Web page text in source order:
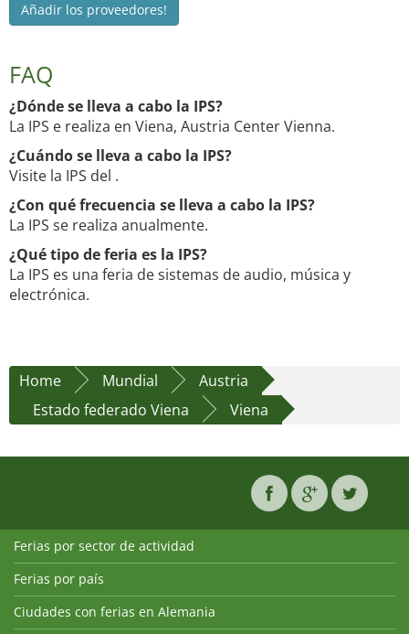
Añadir los proveedores!
FAQ
¿Dónde se lleva a cabo la IPS?
La IPS e realiza en Viena, Austria Center Vienna.
¿Cuándo se lleva a cabo la IPS?
Visite la IPS del .
¿Con qué frecuencia se lleva a cabo la IPS?
La IPS se realiza anualmente.
¿Qué tipo de feria es la IPS?
La IPS es una feria de sistemas de audio, música y
electrónica.
Home Mundial
Austria
Estado federado Viena
Viena
Ferias por sector de actividad
Ferias por país
Ciudades con ferias en Alemania